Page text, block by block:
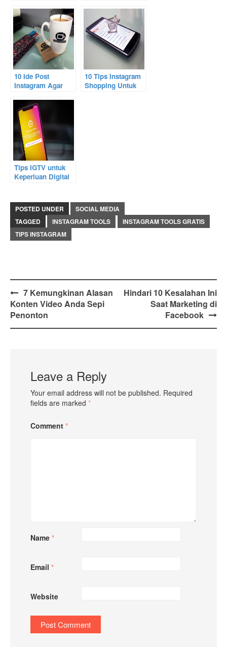
Penjualan Anda
10 Ide Post
Instagram Agar
Bosan Followers
10 Tips Instagram
Shopping Untuk
Tips IGTV untuk
Keperluan Digital
POSTED UNDER
SOCIAL MEDIA
TAGGED
INSTAGRAM TOOLS
INSTAGRAM TOOLS GRATIS
TIPS INSTAGRAM
Post
navigation
7 Kemungkinan Alasan
Konten Video Anda Sepi
Penonton
Hindari 10 Kesalahan Ini
Saat Marketing di
Facebook
Leave a Reply
Your email address will not be published. Required
fields are marked *
Comment *
Name *
Email *
Website